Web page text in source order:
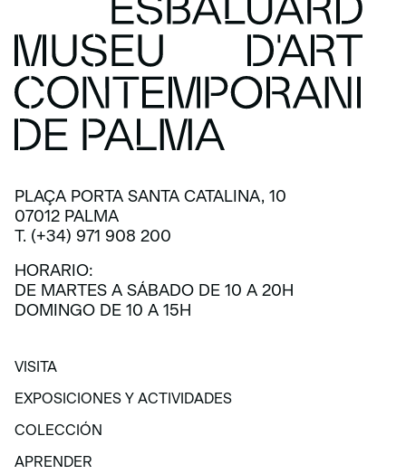
PLAÇA PORTA SANTA CATALINA, 10
07012 PALMA
T. (+34) 971 908 200
HORARIO:
DE MARTES A SÁBADO DE 10 A 20H
DOMINGO DE 10 A 15H
VISITA
VISITA
EXPOSICIONES Y ACTIVIDADES
EXPOSICIONES Y ACTIVIDADES
COLECCIÓN
COLECCIÓN
APRENDER